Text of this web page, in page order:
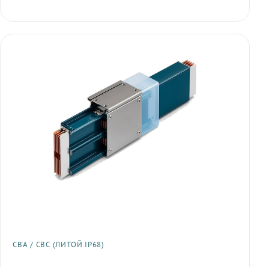
СВА / СВС (ЛИТОЙ IP68)